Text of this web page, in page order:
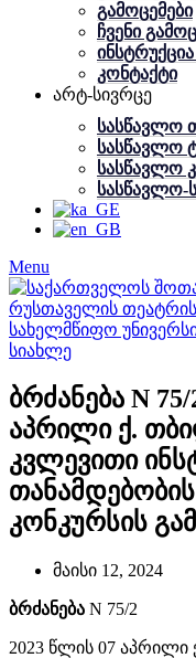
გამოცემები
ჩვენი
კონტაქტი
არტ-სივრცე
სასწავლო
სასწავლო
სასწავლო
სასწავლო-
Menu
სიახლე
ბრძანება N
აპრილი ქ.
კვლევითი
კონკურსის
მაისი 12, 2024
ბრძანება N 75/2
2023 წლის 07 აპრილი